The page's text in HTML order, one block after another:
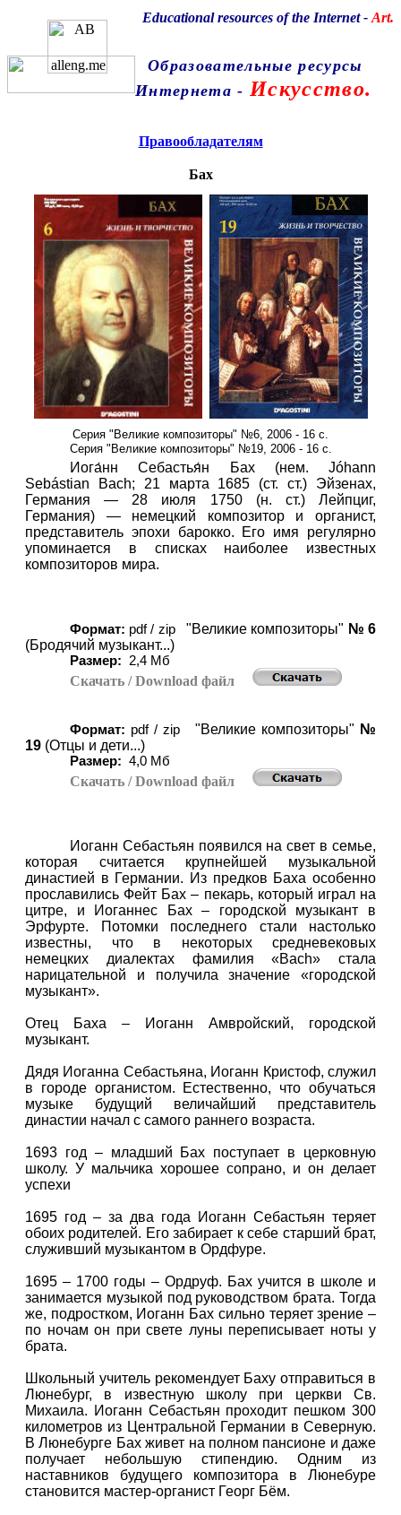
Educational resources of the Internet- Art.
Образовательные ресурсы
Интернета -Искусство.
Правообладателям
Бах
Серия "Великие композиторы" №6, 2006 - 16 с.
Серия "Великие композиторы" №19, 2006 - 16 с.
Иога́нн Себастья́н Бах (нем. Jóhann
Sebástian Bach; 21 марта 1685 (ст. ст.) Эйзенах,
Германия — 28 июля 1750 (н. ст.) Лейпциг,
Германия) — немецкий композитор и органист,
представитель эпохи барокко. Его имя регулярно
упоминается в списках наиболее известных
композиторов мира.
Формат: pdf / zip "Великие композиторы" № 6
(Бродячий музыкант...)
Размер: 2,4 Мб
Скачать / Download файл
Формат: pdf / zip "Великие композиторы" №
19 (Отцы и дети...)
Размер: 4,0 Мб
Скачать / Download файл
Иоганн Себастьян появился на свет в семье,
которая считается крупнейшей музыкальной
династией в Германии. Из предков Баха особенно
прославились Фейт Бах – пекарь, который играл на
цитре, и Иоганнес Бах – городской музыкант в
Эрфурте. Потомки последнего стали настолько
известны, что в некоторых средневековых
немецких диалектах фамилия «Bach» стала
нарицательной и получила значение «городской
музыкант».
Отец Баха – Иоганн Амвройский, городской
музыкант.
Дядя Иоганна Себастьяна, Иоганн Кристоф, служил
в городе органистом. Естественно, что обучаться
музыке будущий величайший представитель
династии начал с самого раннего возраста.
1693 год – младший Бах поступает в церковную
школу. У мальчика хорошее сопрано, и он делает
успехи
1695 год – за два года Иоганн Себастьян теряет
обоих родителей. Его забирает к себе старший брат,
служивший музыкантом в Ордфуре.
1695 – 1700 годы – Ордруф. Бах учится в школе и
занимается музыкой под руководством брата. Тогда
же, подростком, Иоганн Бах сильно теряет зрение –
по ночам он при свете луны переписывает ноты у
брата.
Школьный учитель рекомендует Баху отправиться в
Люнебург, в известную школу при церкви Св.
Михаила. Иоганн Себастьян проходит пешком 300
километров из Центральной Германии в Северную.
В Люнебурге Бах живет на полном пансионе и даже
получает небольшую стипендию. Одним из
наставников будущего композитора в Люнебуре
становится мастер-органист Георг Бём.